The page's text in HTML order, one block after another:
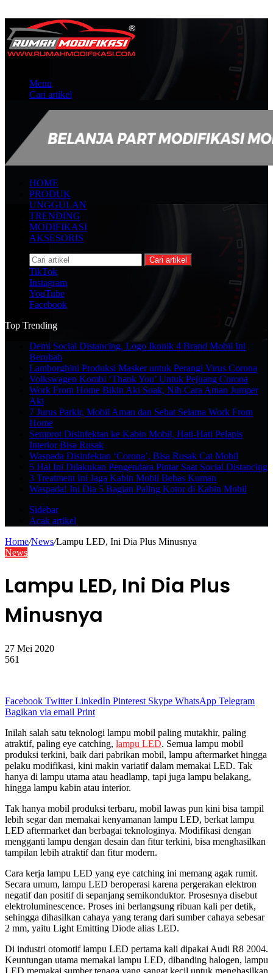
Menu
Cari artikel
HOME
PRODUK
UNGGULAN
TRENDING
MODIFIKASI
AKSESORIS
Cari artikel
TikTok
Instagram
YouTube
Facebook
Top Trending
Demi Social Distancing, Logo Ikonik 4 Brand Mobil Ini
Berubah
Lamborghini Produksi Masker untuk Perangi Virus Corona
Volkswagen Kombi ‘Thank You’ Untuk Pejuang Corona
Work From Home Bikin Aki Soak, Nih Cara Aman Jumper
Aki
7 Jurus Parkir, Mobil Aman dan Sehat Selama Work From
Home
Semprot Disinfektan ke Kabin Mobil, Hati-Hati Pelapis
Interior Bisa Rusak
Waspada Disinfektan ‘Corona’, Bisa Rusak Cat Mobil
5 Hal Ini Dilakukan Pengendara Pintar Saat Social Distancing
3 Treatment Ini Jaga Kabin Mobil Bebas Kuman
Waspada! Ini Dia 5 Bagian Paling Kotor di Kabin Mobil
Sidebar
Acak artikel
Home/News/Lampu LED, Ini Dia Plus Minusnya
News
Lampu LED, Ini Dia Plus
Minusnya
27 Mei 2020
561
Facebook Twitter LinkedIn Pinterest Skype WhatsApp Telegram
Bagikan via email Print
Inilah salah satu teknologi lampu mobil paling mutakhir, paling
atraktif, paling eye catching, lampu LED. Semua lampu mobil
produksi terkini, baik dari pabrikan mobil, lampu aftermarket hingga
pelaku modifikasi, kini makin variatif dalam memakai LED. Tak
hanya di lampu utama atau headlamp, tapi juga lampu belakang,
hingga lampu kabin atau interior.
Tak hanya mobil produksi terbaru, mobil lawas pun kini bisa tampil
lebih segar dan memakai kenyamanan lampu LED, berkat lampu
LED aftermarket dan berbagai teknologinya. Modifikasi dengan
mengganti lampu dengan desain dan fitur terkini, bisa menghasilkan
tampilan lebih atraktif dan fitur modern.
Cara kerja lampu LED yang eye catching ini memang agak rumit.
Secara umum, lampu LED beroperasi karena pergerakan elektron
negatif dan positif di sepanjang semikonduktor. Prosesnya disebut
elektroluminescence. Proses ini berlangsung ribuan kali per detik,
sehingga dihasilkan cahaya yang terang dari sumber cahaya sebesar
2 mm, yaitu Light Emitting Diode alias LED.
Di industri otomotif lampu LED pertama kali dipakai Audi R8 2004.
Keuntungan utama memakai lampu LED, dibanding halogen, lampu
LED memakai sumber tenaga yang sangat kecil untuk menghasilkan